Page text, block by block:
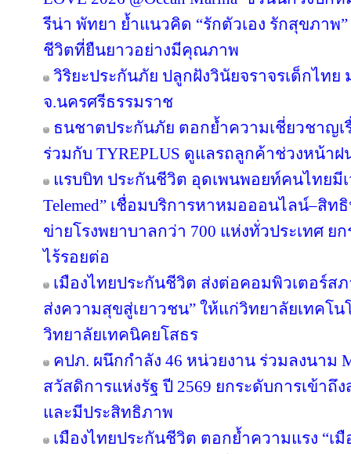
รีน่า พัทยา ย้ำแนวคิด “รักตัวเอง รักสุขภาพ
ชีวิตที่ยืนยาวอย่างมีคุณภาพ
วิริยะประกันภัย ปลูกฝังวินัยจราจรเด็กไท
จ.นครศรีธรรมราช
ธนชาตประกันภัย ตอกย้ำความเชี่ยวชาญเ
ร่วมกับ TYREPLUS ดูแลรถลูกค้าช่วงหน้า
แรบบิท ประกันชีวิต อุดเพนพอยท์คนไทยมีเ
Telemed” เชื่อมบริการหาหมอออนไลน์–สิ
ข่ายโรงพยาบาลกว่า 700 แห่งทั่วประเทศ
ไร้รอยต่อ
เมืองไทยประกันชีวิต ส่งต่อคอมพิวเตอร์ส
ส่งความสุขสู่เยาวชน” ให้แก่วิทยาลัยเทคโ
วิทยาลัยเทคนิคยโสธร
คปภ. ผนึกกำลัง 46 หน่วยงาน ร่วมลงนาม
สวัสดิการแห่งรัฐ ปี 2569 ยกระดับการเข้าถึ
และมีประสิทธิภาพ
เมืองไทยประกันชีวิต ตอกย้ำความแรง “เ